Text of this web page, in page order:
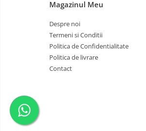
Magazinul Meu
Despre noi
Termeni si Conditii
Politica de Confidentialitate
Politica de livrare
Contact